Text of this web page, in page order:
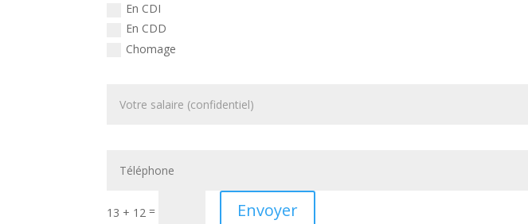
En CDI
En CDD
Chomage
13 + 12 = Envoyer